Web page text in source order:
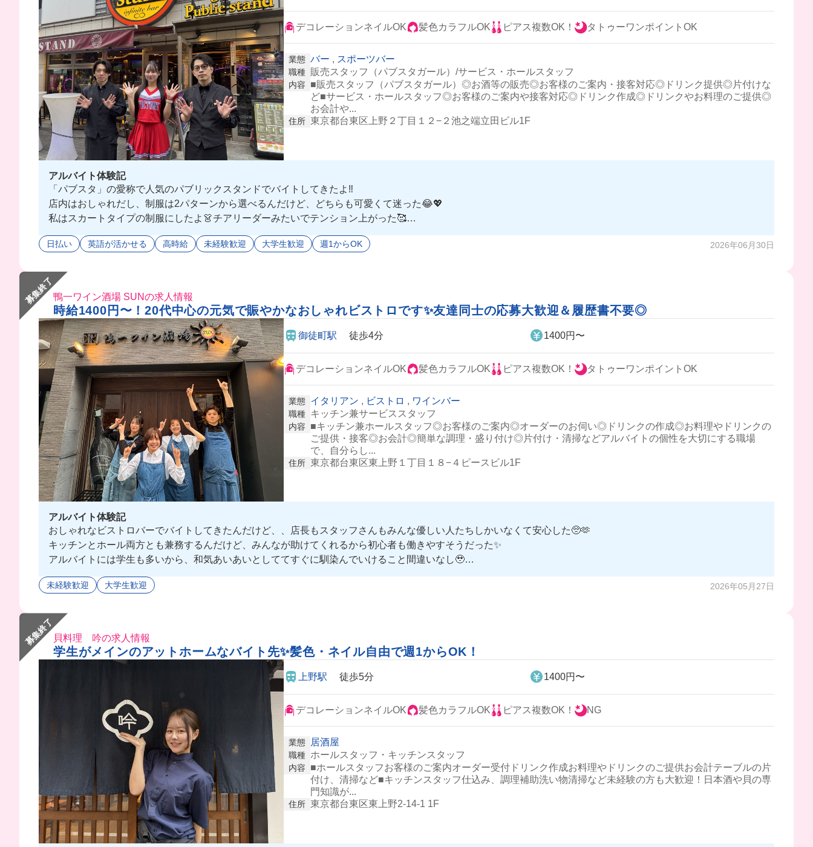
デコレーションネイルOK 髪色カラフルOK ピアス複数OK！ タトゥーワンポイントOK
業態 バー , スポーツバー
職種 販売スタッフ（パブスタガール）/サービス・ホールスタッフ
内容
■販売スタッフ（パブスタガール）◎お酒等の販売◎お客様のご案内・接客対応◎ドリンク提供◎片付けな
ど■サービス・ホールスタッフ◎お客様のご案内や接客対応◎ドリンク作成◎ドリンクやお料理のご提供◎
お会計や...
住所 東京都台東区上野２丁目１２−２池之端立田ビル1F
アルバイト体験記
「パブスタ」の愛称で人気のパブリックスタンドでバイトしてきたよ‼️
店内はおしゃれだし、制服は2パターンから選べるんだけど、どちらも可愛くて迷った😂💖
私はスカートタイプの制服にしたよ👗チアリーダーみたいでテンション上がった🥰
店長も先輩も優しくて、フランクだから話しやすくて長く働けそうな雰囲気！😘
日払い 英語が活かせる 高時給 未経験歓迎 大学生歓迎 週1からOK 2026年06月30日
募集終了鴨一ワイン酒場 SUNの求人情報
時給1400円〜！20代中心の元気で賑やかなおしゃれビストロです✨友達同士の応募大歓迎＆履歴書不要◎
御徒町駅 徒歩4分 1400円〜
デコレーションネイルOK 髪色カラフルOK ピアス複数OK！ タトゥーワンポイントOK
業態 イタリアン , ビストロ , ワインバー
職種 キッチン兼サービススタッフ
内容
■キッチン兼ホールスタッフ◎お客様のご案内◎オーダーのお伺い◎ドリンクの作成◎お料理やドリンクの
ご提供・接客◎お会計◎簡単な調理・盛り付け◎片付け・清掃などアルバイトの個性を大切にする職場
で、自分らし...
住所 東京都台東区東上野１丁目１８−４ピースビル1F
アルバイト体験記
おしゃれなビストロバーでバイトしてきたんだけど、、店長もスタッフさんもみんな優しい人たちしかいなくて安心した🥺🫶
キッチンとホール両方とも兼務するんだけど、みんなが助けてくれるから初心者も働きやすそうだった✨
アルバイトには学生も多いから、和気あいあいとしててすぐに馴染んでいけること間違いなし🥹
未経験歓迎 大学生歓迎 2026年05月27日
募集終了貝料理 吟の求人情報
学生がメインのアットホームなバイト先✨髪色・ネイル自由で週1からOK！
上野駅 徒歩5分 1400円〜
デコレーションネイルOK 髪色カラフルOK ピアス複数OK！ NG
業態 居酒屋
職種 ホールスタッフ・キッチンスタッフ
内容
■ホールスタッフお客様のご案内オーダー受付ドリンク作成お料理やドリンクのご提供お会計テーブルの片
付け、清掃など■キッチンスタッフ仕込み、調理補助洗い物清掃など未経験の方も大歓迎！日本酒や貝の専
門知識が...
住所 東京都台東区東上野2-14-1 1F